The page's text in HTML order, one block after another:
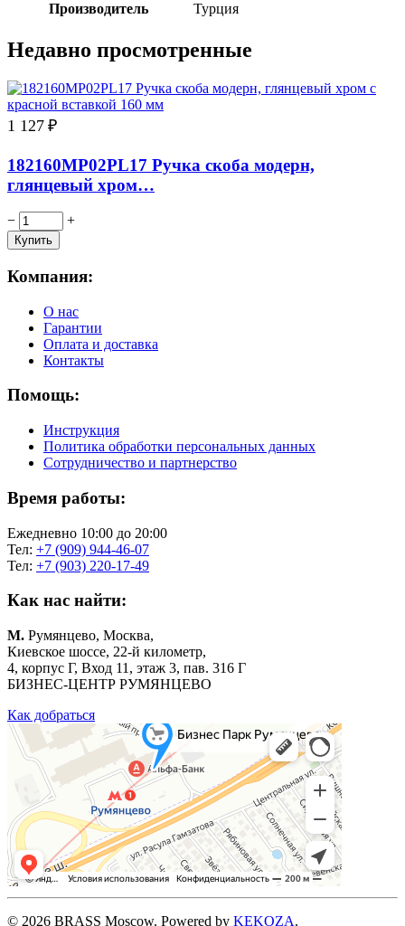
Производитель
Турция
Недавно просмотренные
1 127 ₽
182160MP02PL17 Ручка скоба модерн,
глянцевый хром…
− +
Компания:
О нас
Гарантии
Оплата и доставка
Контакты
Помощь:
Инструкция
Политика обработки персональных данных
Сотрудничество и партнерство
Время работы:
Ежедневно 10:00 до 20:00
Тел: +7 (909) 944-46-07
Тел: +7 (903) 220-17-49
Как нас найти:
М. Румянцево, Москва,
Киевское шоссе, 22-й километр,
4, корпус Г, Вход 11, этаж 3, пав. 316 Г
БИЗНЕС-ЦЕНТР РУМЯНЦЕВО
Как добраться
© 2026 BRASS Moscow. Powered by KEKOZA.